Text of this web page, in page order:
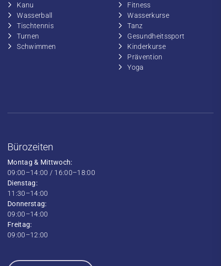
​Kanu
​Wasserball
​Tischtennis
​​Turnen
​​Schwimmen
​​Fitness
​​Wasserkurse
​​Tanz
​Gesundheitssport
​Kinderkurse
Prävention
Yoga
Bürozeiten
Montag & Mittwoch:
09:00–14:00 / 16:00–18:00
Dienstag:
11:30–14:00
Donnerstag:
09:00–14:00
Freitag:
09:00–12:00